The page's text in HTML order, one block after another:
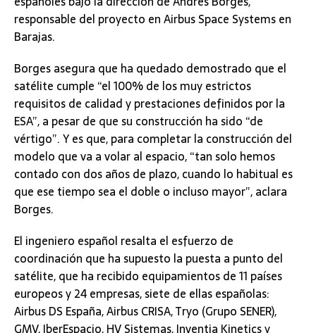
responsable del proyecto en Airbus Space Systems en
Barajas.
Borges asegura que ha quedado demostrado que el
satélite cumple “el 100% de los muy estrictos
requisitos de calidad y prestaciones definidos por la
ESA”, a pesar de que su construcción ha sido “de
vértigo”. Y es que, para completar la construcción del
modelo que va a volar al espacio, “tan solo hemos
contado con dos años de plazo, cuando lo habitual es
que ese tiempo sea el doble o incluso mayor”, aclara
Borges.
El ingeniero español resalta el esfuerzo de
coordinación que ha supuesto la puesta a punto del
satélite, que ha recibido equipamientos de 11 países
europeos y 24 empresas, siete de ellas españolas:
Airbus DS España, Airbus CRISA, Tryo (Grupo SENER),
GMV, IberEspacio, HV Sistemas, Inventia Kinetics y